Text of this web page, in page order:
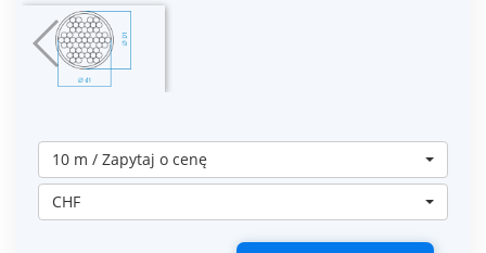
10 m / Zapytaj o cenę
CHF